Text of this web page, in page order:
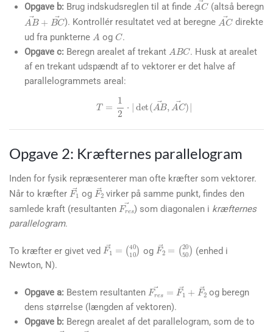
Opgave b: Brug indskudsreglen til at finde AC→
(altså beregn
AB→+B C→
). Kontrollér resultatet ved at beregne AC→
direkte
ud fra punkterne Aog
C
.
Opgave c: Beregn arealet af trekant
. Husk at arealet
af en trekant udspændt af to vektorer er det halve af
parallelogrammets areal:
Opgave 2: Kræfternes parallelogram
Inden for fysik repræsenterer man ofte kræfter som vektorer.
Når to kræfter F1→
og F2→
virker på samme punkt, findes den
samlede kraft (resultanten Fre s→
) som diagonalen i kræfternes
parallelogram.
To kræfter er givet ved F1→=
(40 10) og F2→=
(20 50) (enhed i
Newton, N).
Opgave a: Bestem resultanten Fre s→=F1→+F2→
og beregn
dens størrelse (længden af vektoren).
Opgave b: Beregn arealet af det parallelogram, som de to